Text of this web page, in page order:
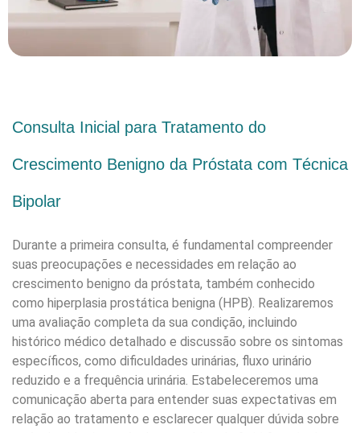
Consulta Inicial para Tratamento do
Crescimento Benigno da Próstata com Técnica
Bipolar
Durante a primeira consulta, é fundamental compreender
suas preocupações e necessidades em relação ao
crescimento benigno da próstata, também conhecido
como hiperplasia prostática benigna (HPB). Realizaremos
uma avaliação completa da sua condição, incluindo
histórico médico detalhado e discussão sobre os sintomas
específicos, como dificuldades urinárias, fluxo urinário
reduzido e a frequência urinária. Estabeleceremos uma
comunicação aberta para entender suas expectativas em
relação ao tratamento e esclarecer qualquer dúvida sobre